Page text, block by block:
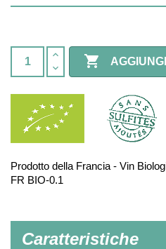

Prodotto della Francia - Vin
FR BIO-0.1
Caratteristiche